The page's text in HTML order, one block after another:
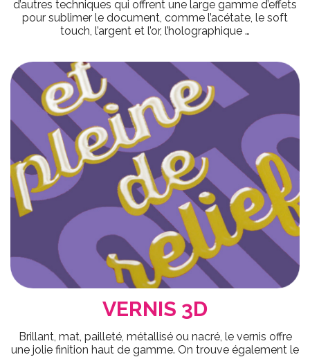
d’autres techniques qui offrent une large gamme d’effets
pour sublimer le document, comme l’acétate, le soft
touch, l’argent et l’or, l’holographique …
VERNIS 3D
Brillant, mat, pailleté, métallisé ou nacré, le vernis offre
une jolie finition haut de gamme. On trouve également le